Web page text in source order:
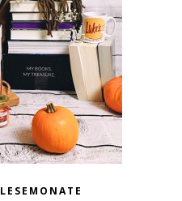
LESEMONATE